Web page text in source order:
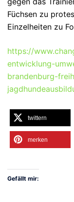
Füchsen zu
Einzelheiten zu
https://
entwicklung-
brandenburg-
twittern
merken
Gefällt mir: